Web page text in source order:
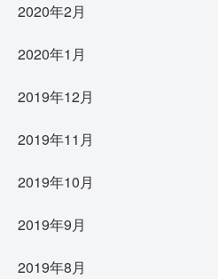
2020年2月
2020年1月
2019年12月
2019年11月
2019年10月
2019年9月
2019年8月